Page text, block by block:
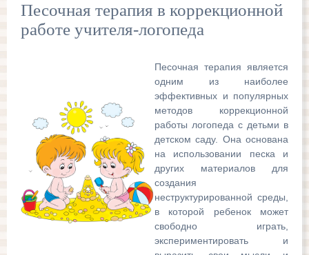
Песочная терапия в коррекционной
работе учителя-логопеда
Песочная терапия является
одним из наиболее
эффективных и популярных
методов коррекционной
работы логопеда с детьми в
детском саду. Она основана
на использовании песка и
других материалов для
создания
неструктурированной среды,
в которой ребенок может
свободно играть,
экспериментировать и